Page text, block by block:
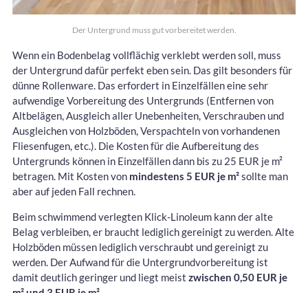
Der Untergrund muss gut vorbereitet werden.
Wenn ein Bodenbelag vollflächig verklebt werden soll, muss
der Untergrund dafür perfekt eben sein. Das gilt besonders für
dünne Rollenware. Das erfordert in Einzelfällen eine sehr
aufwendige Vorbereitung des Untergrunds (Entfernen von
Altbelägen, Ausgleich aller Unebenheiten, Verschrauben und
Ausgleichen von Holzböden, Verspachteln von vorhandenen
Fliesenfugen, etc.). Die Kosten für die Aufbereitung des
Untergrunds können in Einzelfällen dann bis zu 25 EUR je m²
betragen. Mit Kosten von mindestens 5 EUR je m²sollte man
aber auf jeden Fall rechnen.
Beim schwimmend verlegten Klick-Linoleum kann der alte
Belag verbleiben, er braucht lediglich gereinigt zu werden. Alte
Holzböden müssen lediglich verschraubt und gereinigt zu
werden. Der Aufwand für die Untergrundvorbereitung ist
damit deutlich geringer und liegt meist zwischen 0,50 EUR je